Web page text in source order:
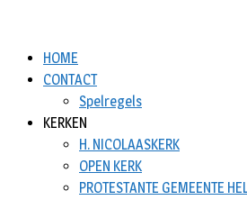
HOME
CONTACT
Spelregels
KERKEN
H. NICOLAASKERK
OPEN KERK
PROTESTANTE GEMEENTE